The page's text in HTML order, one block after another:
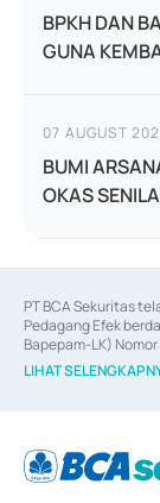
BPKH DAN
GUNA
07 AUGUST
BUMI
OKAS
PT BCA Sekuritas
Pedagang Efek
Bapepam-LK)
06/D.04/2014
Efek berdasarkan
berdasarkan surat
67/PM.21/2017
LIHAT